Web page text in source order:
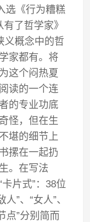
选《行为糟糕
了哲学家》
义概念中的哲
家都有。将
这个闷热夏
读的一个连
的专业功底
怪，但在生
堪的细节上
摞在一起扔
。在写法
片式”：38位
”、“女人”、
点”分别简而